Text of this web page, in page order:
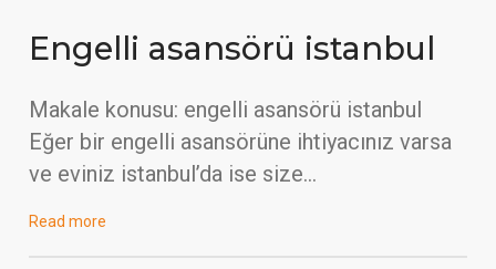
Engelli asansörü istanbul
Makale konusu: engelli asansörü istanbul
Eğer bir engelli asansörüne ihtiyacınız varsa
ve eviniz istanbul’da ise size…
Read more